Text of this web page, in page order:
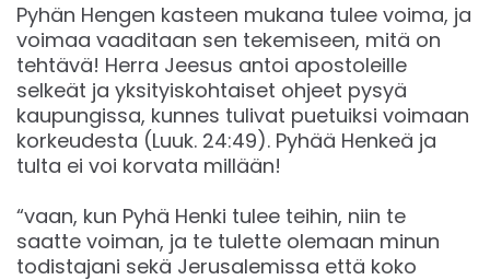
Pyhän Hengen kasteen mukana tulee voima, ja
voimaa vaaditaan sen tekemiseen, mitä on
tehtävä! Herra Jeesus antoi apostoleille
selkeät ja yksityiskohtaiset ohjeet pysyä
kaupungissa, kunnes tulivat puetuiksi voimaan
korkeudesta (Luuk. 24:49). Pyhää Henkeä ja
tulta ei voi korvata millään!
“vaan, kun Pyhä Henki tulee teihin, niin te
saatte voiman, ja te tulette olemaan minun
todistajani sekä Jerusalemissa että koko